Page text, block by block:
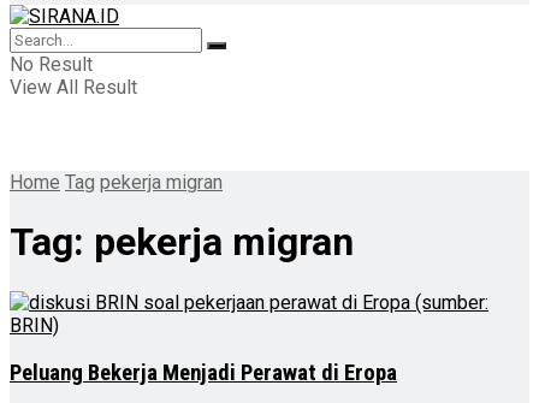
No Result
View All Result
Home Tag pekerja migran
Tag: pekerja migran
Peluang Bekerja Menjadi Perawat di Eropa